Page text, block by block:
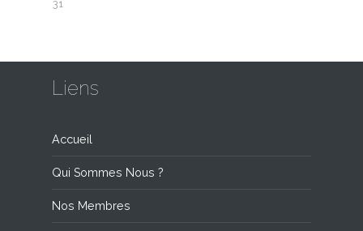
31
Liens
Accueil
Qui Sommes Nous ?
Nos Membres